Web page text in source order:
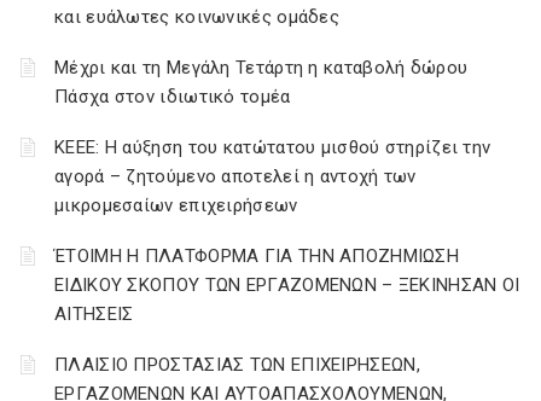
και ευάλωτες κοινωνικές ομάδες
Μέχρι και τη Μεγάλη Τετάρτη η καταβολή δώρου
Πάσχα στον ιδιωτικό τομέα
ΚΕΕΕ: Η αύξηση του κατώτατου μισθού στηρίζει την
αγορά – ζητούμενο αποτελεί η αντοχή των
μικρομεσαίων επιχειρήσεων
ΈΤΟΙΜΗ Η ΠΛΑΤΦΟΡΜΑ ΓΙΑ ΤΗΝ ΑΠΟΖΗΜΙΩΣΗ
ΕΙΔΙΚΟΥ ΣΚΟΠΟΥ ΤΩΝ ΕΡΓΑΖΟΜΕΝΩΝ – ΞΕΚΙΝΗΣΑΝ ΟΙ
ΑΙΤΗΣΕΙΣ
ΠΛΑΙΣΙΟ ΠΡΟΣΤΑΣΙΑΣ ΤΩΝ ΕΠΙΧΕΙΡΗΣΕΩΝ,
ΕΡΓΑΖΟΜΕΝΩΝ ΚΑΙ ΑΥΤΟΑΠΑΣΧΟΛΟΥΜΕΝΩΝ,